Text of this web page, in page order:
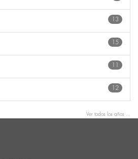
13
15
11
12
Ver todos los años ...